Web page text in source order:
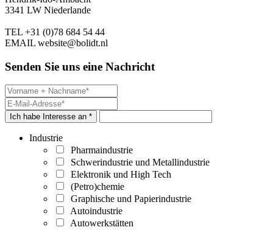
3341 LW Niederlande
TEL +31 (0)78 684 54 44
EMAIL website@bolidt.nl
Senden Sie uns eine Nachricht
Ich habe Interesse an *
Industrie
Pharmaindustrie
Schwerindustrie und Metallindustrie
Elektronik und High Tech
(Petro)chemie
Graphische und Papierindustrie
Autoindustrie
Autowerkstätten